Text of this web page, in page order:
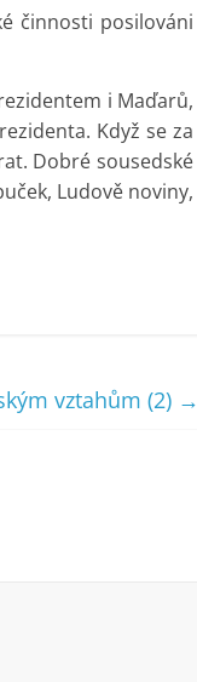
činnosti posilováni
i Maďarů,
Když se za
Dobré sousedské
Ludově noviny,
vztahům (2) →